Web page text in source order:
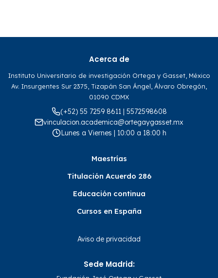
Acerca de
Instituto Universitario de investigación Ortega y Gasset, México
Av. Insurgentes Sur 2375, Tizapán San Ángel, Álvaro Obregón,
01090 CDMX
(+52) 55 7259 8611 | 5572598608
vinculacion.academica@ortegaygasset.mx
Lunes a Viernes | 10:00 a 18:00 h
Maestrías
Titulación Acuerdo 286
Educación continua
Cursos en España
Aviso de privacidad
Sede Madrid: